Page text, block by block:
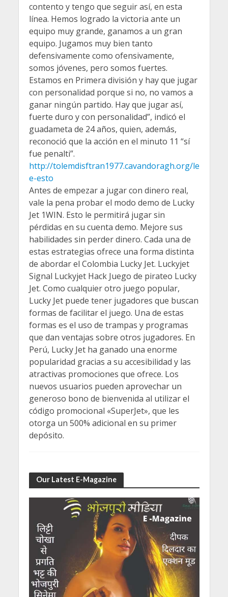
contento y tengo que seguir así, en esta
línea. Hemos logrado la victoria ante un
equipo muy grande, ganamos a un gran
equipo. Jugamos muy bien tanto
defensivamente como ofensivamente,
somos jóvenes, pero somos fuertes.
Estamos en Primera división y hay que jugar
con personalidad porque si no, no vamos a
ganar ningún partido. Hay que jugar así,
fuerte duro y con personalidad”, indicó el
guadameta de 24 años, quien, además,
reconoció que la acción en el minuto 11 “sí
fue penalti”.
http://tolemdisftran1977.cavandoragh.org/le
e-esto
Antes de empezar a jugar con dinero real,
vale la pena probar el modo demo de Lucky
Jet 1WIN. Esto le permitirá jugar sin
pérdidas en su cuenta demo. Mejore sus
habilidades sin perder dinero. Cada una de
estas estrategias ofrece una forma distinta
de abordar el Colombia Lucky Jet. Luckyjet
Signal Luckyjet Hack Juego de pirateo Lucky
Jet. Como cualquier otro juego popular,
Lucky Jet puede tener jugadores que buscan
formas de facilitar el juego. Una de estas
formas es el uso de trampas y programas
que dan ventajas sobre otros jugadores. En
Perú, Lucky Jet ha ganado una enorme
popularidad gracias a su accesibilidad y las
atractivas promociones que ofrece. Los
nuevos usuarios pueden aprovechar un
generoso bono de bienvenida al utilizar el
código promocional «SuperJet», que les
otorga un 500% adicional en su primer
depósito.
Our Latest E-Magazine